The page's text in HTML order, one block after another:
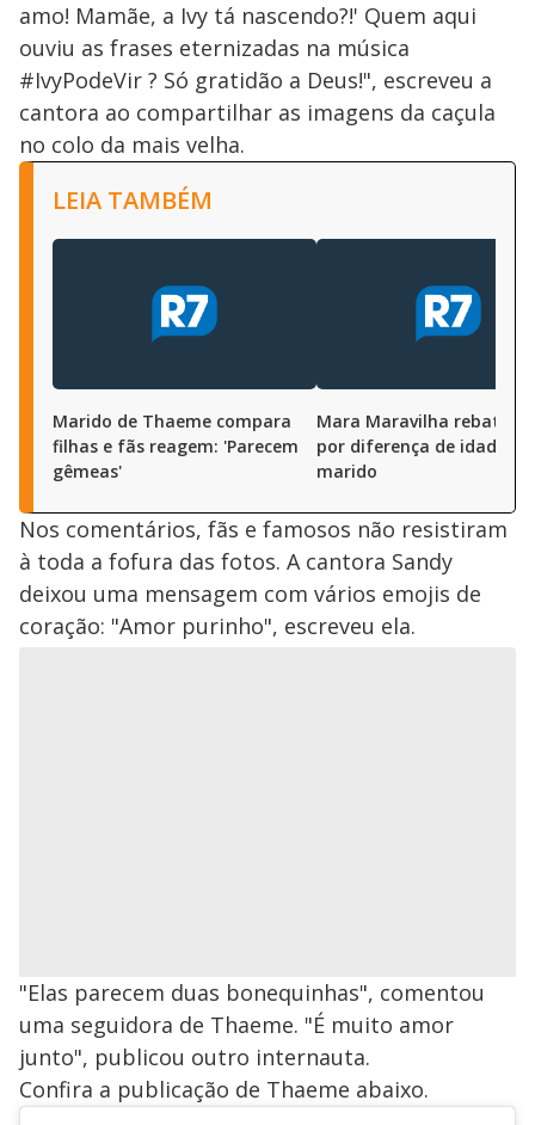
amo! Mamãe, a Ivy tá nascendo?!' Quem aqui
ouviu as frases eternizadas na música
#IvyPodeVir ? Só gratidão a Deus!", escreveu a
cantora ao compartilhar as imagens da caçula
no colo da mais velha.
LEIA TAMBÉM
Marido de Thaeme compara
filhas e fãs reagem: 'Parecem
gêmeas'
Mara Maravilha rebate
por diferença de idade do
marido
Nos comentários, fãs e famosos não resistiram
à toda a fofura das fotos. A cantora Sandy
deixou uma mensagem com vários emojis de
coração: "Amor purinho", escreveu ela.
"Elas parecem duas bonequinhas", comentou
uma seguidora de Thaeme. "É muito amor
junto", publicou outro internauta.
Confira a publicação de Thaeme abaixo.